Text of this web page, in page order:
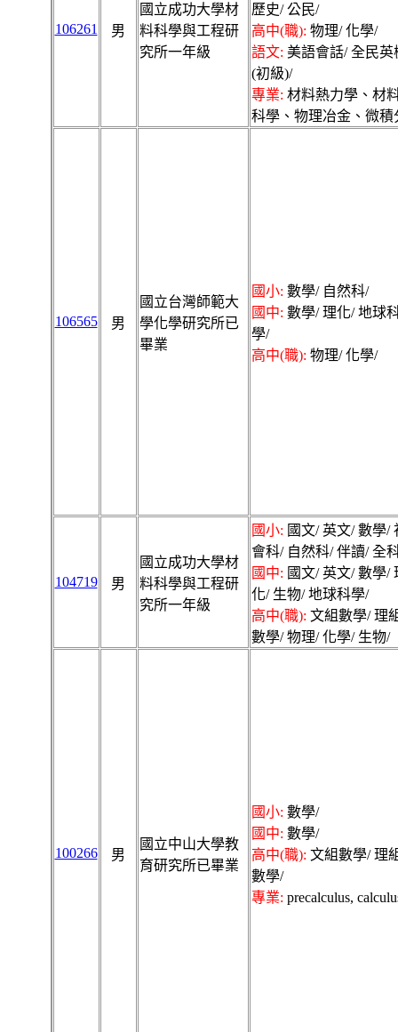
106261 男
國立成功大學材
料科學與工程研
究所一年級
歷史/ 公民/
高中(職): 物理/ 化學/
語文: 美語會話/ 全民英
(初級)/
專業: 材料熱力學、材
科學、物理冶金、微積
106565 男
國立台灣師範大
學化學研究所已
畢業
國小: 數學/ 自然科/
國中: 數學/ 理化/ 地球
學/
高中(職): 物理/ 化學/
104719 男
國立成功大學材
料科學與工程研
究所一年級
國小: 國文/ 英文/ 數學/
會科/ 自然科/ 伴讀/ 全
國中: 國文/ 英文/ 數學/
化/ 生物/ 地球科學/
高中(職): 文組數學/ 理
數學/ 物理/ 化學/ 生物/
100266 男
國立中山大學教
育研究所已畢業
國小: 數學/
國中: 數學/
高中(職): 文組數學/ 理
數學/
專業: precalculus,